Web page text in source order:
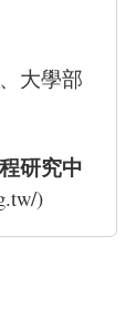
大學部
研究中
)